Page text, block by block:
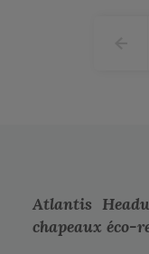
Atlantis
chapeaux éco-